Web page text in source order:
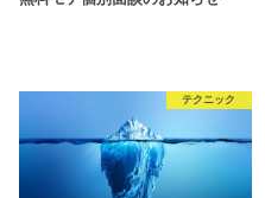
テクニック